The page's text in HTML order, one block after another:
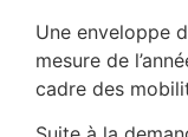
Une enveloppe
mesure de
cadre des